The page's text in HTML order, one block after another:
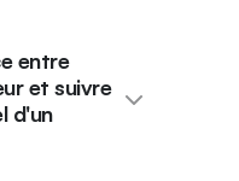
entre
et suivre
d'un